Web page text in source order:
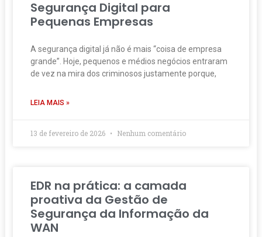
Segurança Digital para
Pequenas Empresas
A segurança digital já não é mais “coisa de empresa
grande”. Hoje, pequenos e médios negócios entraram
de vez na mira dos criminosos justamente porque,
LEIA MAIS »
13 de fevereiro de 2026 Nenhum comentário
EDR na prática: a camada
proativa da Gestão de
Segurança da Informação da
WAN